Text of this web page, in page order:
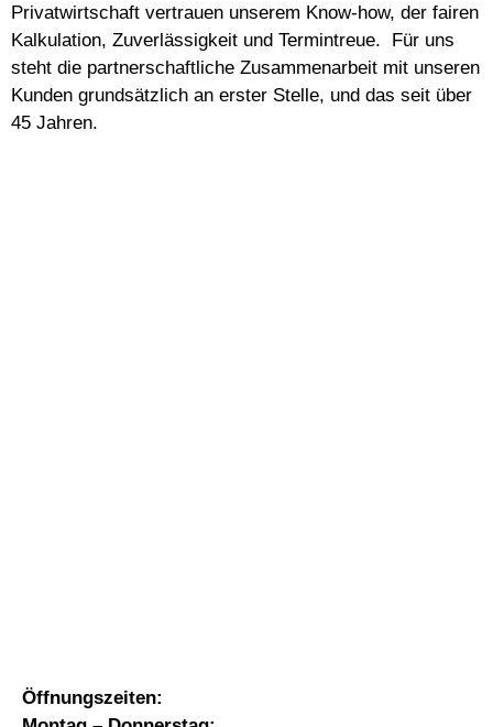
Privatwirtschaft vertrauen unserem Know-how, der fairen
Kalkulation, Zuverlässigkeit und Termintreue. Für uns
steht die partnerschaftliche Zusammenarbeit mit unseren
Kunden grundsätzlich an erster Stelle, und das seit über
45 Jahren.
Öffnungszeiten: